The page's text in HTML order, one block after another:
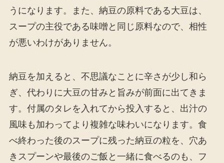
うになります。また、納豆の原料である大豆は、
スープの主役である味噌と同じ原料なので、相性
が悪いわけがありません。
納豆を加えると、不思議なことに辛さが少し和ら
ぎ、代わりに大豆の甘みと旨みが前面に出てきま
す。付属のタレを入れてから投入すると、出汁の
風味も加わってより複雑な味わいになります。食
べ終わった後のスープに残った納豆の粒を、穴あ
きスプーンや最後のご飯と一緒に食べるのも、フ